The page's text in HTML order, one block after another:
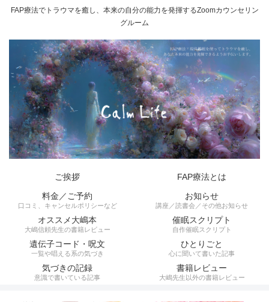
FAP療法でトラウマを癒し、本来の自分の能力を発揮するZoomカウンセリン
グルーム
ご挨拶
FAP療法とは
料金／ご予約
口コミ、キャンセルポリシーなど
お知らせ
講座／読書会／その他お知らせ
オススメ大嶋本
大嶋信頼先生の書籍レビュー
催眠スクリプト
自作催眠スクリプト
遺伝子コード・呪文
一覧や唱える系の気づき
ひとりごと
心に聞いて書いた記事
気づきの記録
意識で書いている記事
書籍レビュー
大嶋先生以外の書籍レビュー